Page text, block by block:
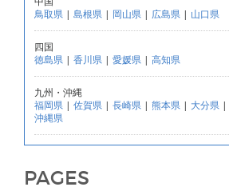
鳥取県 | 島根県 | 岡山県 | 広島県 | 山口県
四国
徳島県 | 香川県 | 愛媛県 | 高知県
九州・沖縄
福岡県 | 佐賀県 | 長崎県 | 熊本県 | 大分県 |
沖縄県
PAGES